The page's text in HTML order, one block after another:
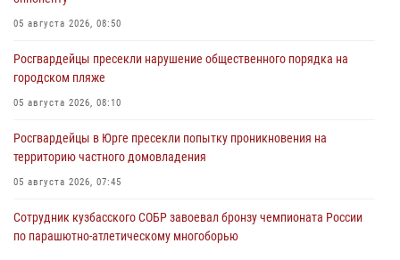
05 августа 2026, 08:50
Росгвардейцы пресекли нарушение общественного порядка на
городском пляже
05 августа 2026, 08:10
Росгвардейцы в Юрге пресекли попытку проникновения на
территорию частного домовладения
05 августа 2026, 07:45
Сотрудник кузбасского СОБР завоевал бронзу чемпионата России
по парашютно-атлетическому многоборью